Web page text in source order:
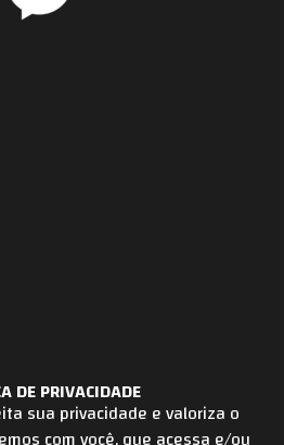
DE PRIVACIDADE
sua privacidade e valoriza o